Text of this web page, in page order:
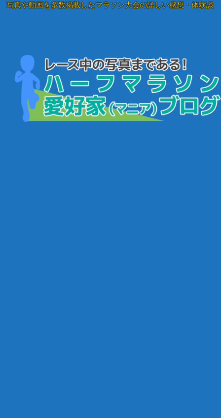
写真や動画を多数掲載したマラソン大会の詳しい感想・体験談